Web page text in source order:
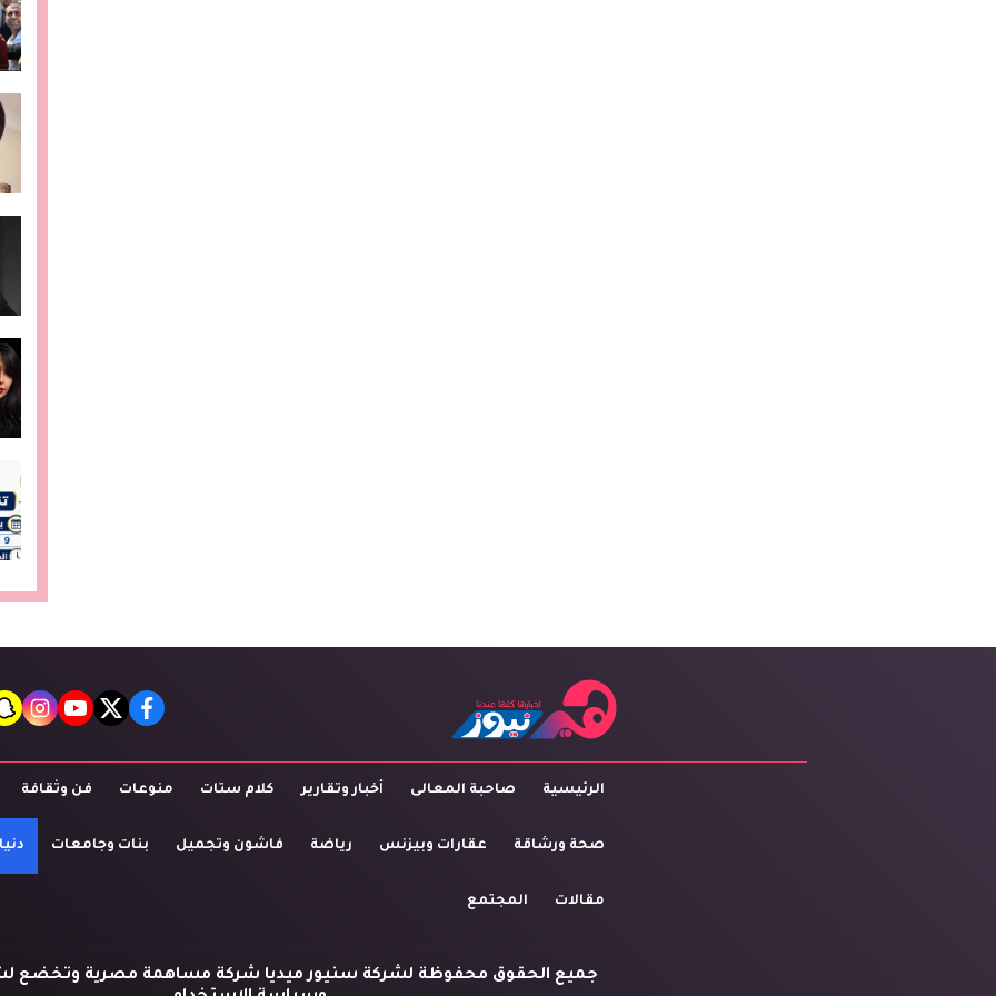
facebook
twitter
youtube
الرئيسية صاحبة المعالى أخبار وتقارير كلام ستات منوعات فن وثقافة
صحة ورشاقة عقارات وبيزنس رياضة فاشون وتجميل بنات وجامعات
مقالات المجتمع
جميع الحقوق محفوظة لشركة سنيور ميديا شركة مساهمة مصرية وتخضع